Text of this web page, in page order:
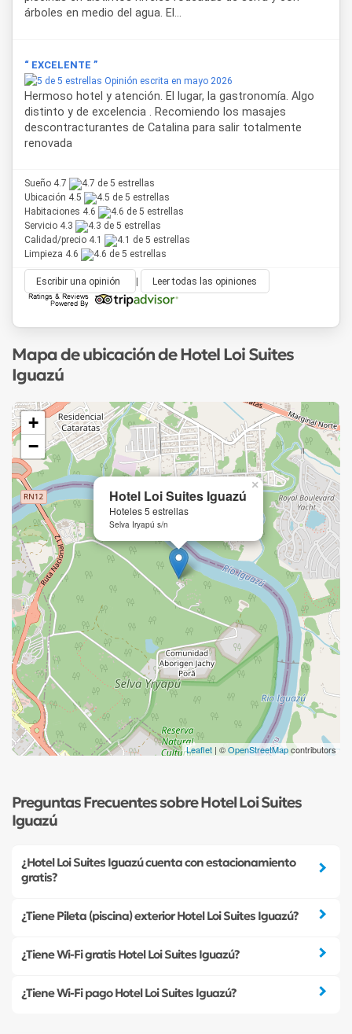
adaptados, cartas en braille y ascensores con señalización
accesible.
atractivos cercanos como el Parque Nacional Iguazú y sus
Cataratas, el Hito Tres Fronteras, el centro de la ciudad, el
Duty Free Shop, la comunidad guaraní y realizar excursiones
náuticas, caminatas por la selva o actividades culturales en
la región.
árboles en medio del agua. El...
“ EXCELENTE ”
Opinión escrita en mayo 2026
Hermoso hotel y atención. El lugar, la gastronomía. Algo
distinto y de excelencia . Recomiendo los masajes
descontracturantes de Catalina para salir totalmente
renovada
Sueño 4.7
Ubicación 4.5
Habitaciones 4.6
Servicio 4.3
Calidad/precio 4.1
Limpieza 4.6
Escribir una opinión Leer todas las opiniones
Mapa de ubicación de Hotel Loi Suites
Iguazú
Hotel Loi Suites Iguazú
Hoteles 5 estrellas
Selva Iryapú s/n
×
+
−
Leaflet | ©OpenStreetMapcontributors
Preguntas Frecuentes sobre Hotel Loi Suites
Iguazú
¿Hotel Loi Suites Iguazú cuenta con estacionamiento
gratis?
¿Tiene Pileta (piscina) exterior Hotel Loi Suites Iguazú?
¿Tiene Wi-Fi gratis Hotel Loi Suites Iguazú?
¿Tiene Wi-Fi pago Hotel Loi Suites Iguazú?